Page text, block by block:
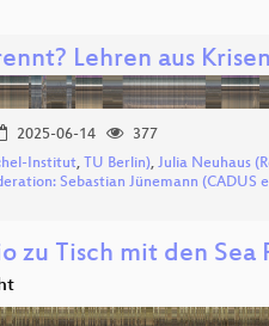
Lehren aus
2025-06-14
377
Institut, TU Berlin), Julia Neuhaus
Sebastian Jünemann (CADUS
zu Tisch mit den Sea